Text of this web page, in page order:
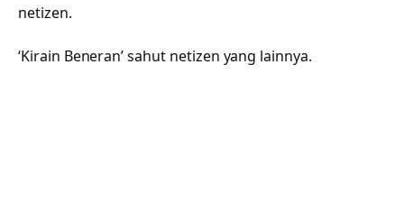
netizen.
‘Kirain Beneran’ sahut netizen yang lainnya.